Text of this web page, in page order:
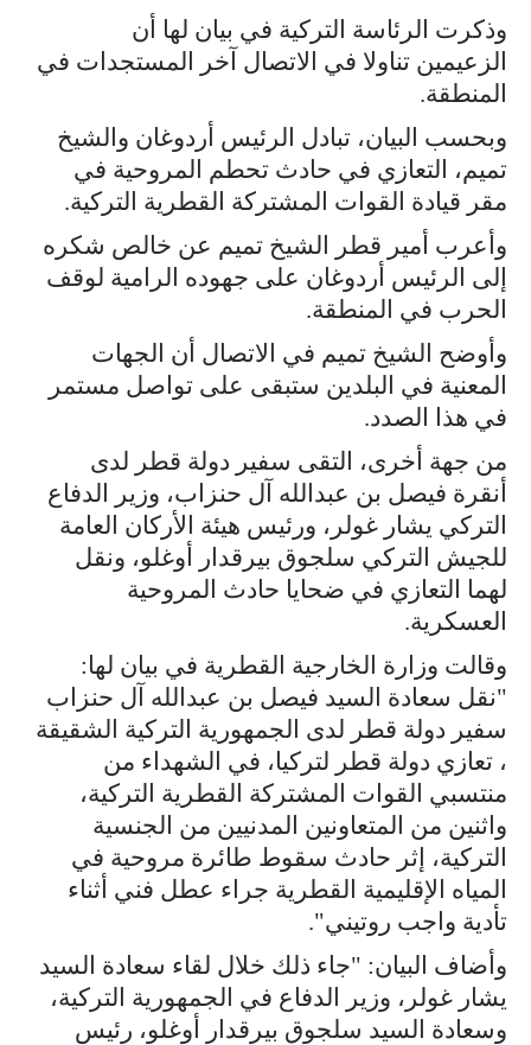
وذكرت الرئاسة التركية في بيان لها أن
الزعيمين تناولا في الاتصال آخر المستجدات في
المنطقة.
وبحسب البيان، تبادل الرئيس أردوغان والشيخ
تميم، التعازي في حادث تحطم المروحية في
مقر قيادة القوات المشتركة القطرية التركية.
وأعرب أمير قطر الشيخ تميم عن خالص شكره
إلى الرئيس أردوغان على جهوده الرامية لوقف
الحرب في المنطقة.
وأوضح الشيخ تميم في الاتصال أن الجهات
المعنية في البلدين ستبقى على تواصل مستمر
في هذا الصدد.
من جهة أخرى، التقى سفير دولة قطر لدى
أنقرة فيصل بن عبدالله آل حنزاب، وزير الدفاع
التركي يشار غولر، ورئيس هيئة الأركان العامة
للجيش التركي سلجوق بيرقدار أوغلو، ونقل
لهما التعازي في ضحايا حادث المروحية
العسكرية.
وقالت وزارة الخارجية القطرية في بيان لها:
"نقل سعادة السيد فيصل بن عبدالله آل حنزاب
سفير دولة قطر لدى الجمهورية التركية الشقيقة
، تعازي دولة قطر لتركيا، في الشهداء من
منتسبي القوات المشتركة القطرية التركية،
واثنين من المتعاونين المدنيين من الجنسية
التركية، إثر حادث سقوط طائرة مروحية في
المياه الإقليمية القطرية جراء عطل فني أثناء
تأدية واجب روتيني".
وأضاف البيان: "جاء ذلك خلال لقاء سعادة السيد
يشار غولر، وزير الدفاع في الجمهورية التركية،
وسعادة السيد سلجوق بيرقدار أوغلو، رئيس